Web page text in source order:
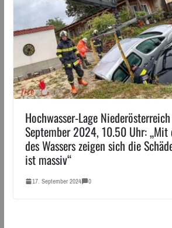
Hochwasser-Lage
September 2024, 10.50 Uhr: „Mit
des Wassers zeigen sich die
ist massiv“
17. September 2024 0